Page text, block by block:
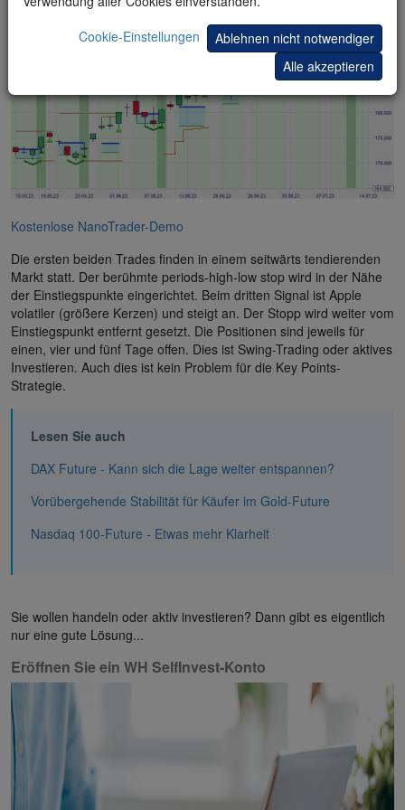
Kostenlose NanoTrader-Demo
Die ersten beiden Trades finden in einem seitwärts tendierenden
Markt statt. Der berühmte periods-high-low stop wird in der Nähe
der Einstiegspunkte eingerichtet. Beim dritten Signal ist Apple
volatiler (größere Kerzen) und steigt an. Der Stopp wird weiter vom
Einstiegspunkt entfernt gesetzt. Die Positionen sind jeweils für
einen, vier und fünf Tage offen. Dies ist Swing-Trading oder aktives
Investieren. Auch dies ist kein Problem für die Key Points-
Strategie.
Lesen Sie auch
DAX Future - Kann sich die Lage weiter entspannen?
Vorübergehende Stabilität für Käufer im Gold-Future
Nasdaq 100-Future - Etwas mehr Klarheit
Sie wollen handeln oder aktiv investieren? Dann gibt es eigentlich
nur eine gute Lösung...
Eröffnen Sie ein WH SelfInvest-Konto
Cookie-Einstellungen
Ablehnen nicht notwendiger
Alle akzeptieren